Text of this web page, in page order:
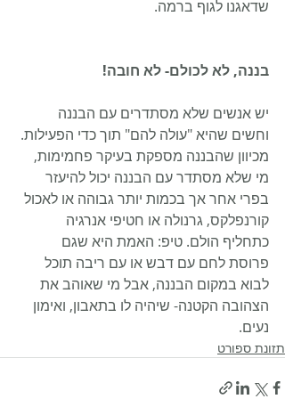
שדאגנו לגוף ברמה.
בננה, לא לכולם- לא חובה!
יש אנשים שלא מסתדרים עם הבננה
וחשים שהיא "עולה להם" תוך כדי הפעילות.
מכיוון שהבננה מספקת בעיקר פחמימות,
מי שלא מסתדר עם הבננה יכול להיעזר
בפרי אחר אך בכמות יותר גבוהה או לאכול
קורנפלקס, גרנולה או חטיפי אנרגיה
כתחליף הולם. טיפ: האמת היא שגם
פרוסת לחם עם דבש או עם ריבה תוכל
לבוא במקום הבננה, אבל מי שאוהב את
הצהובה הקטנה- שיהיה לו בתאבון, ואימון
נעים.
תזונת ספורט